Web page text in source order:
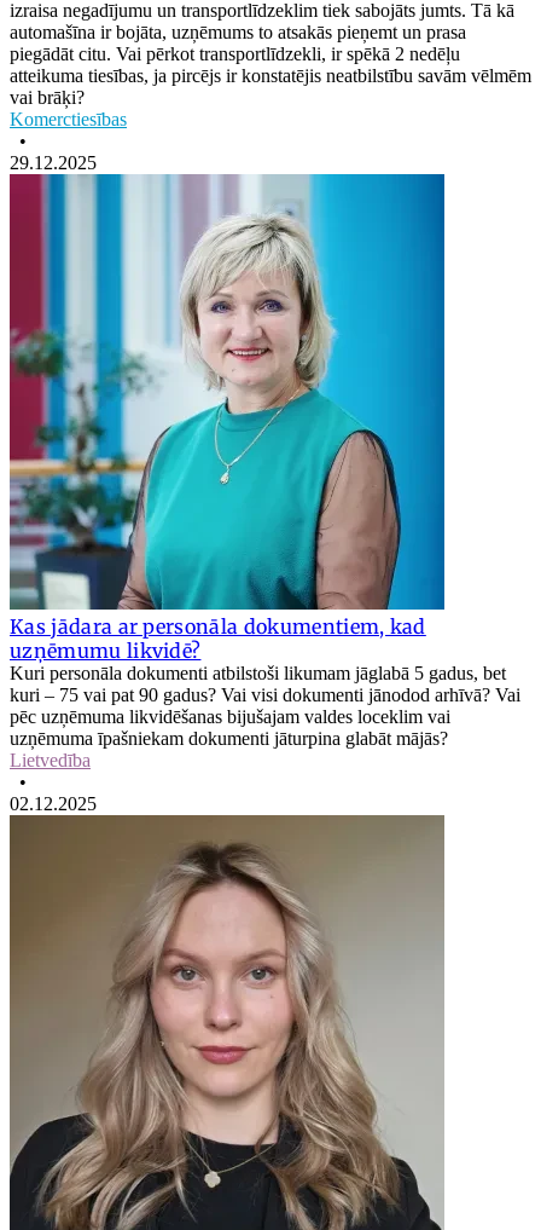
izraisa negadījumu un transportlīdzeklim tiek sabojāts jumts. Tā kā
automašīna ir bojāta, uzņēmums to atsakās pieņemt un prasa
piegādāt citu. Vai pērkot transportlīdzekli, ir spēkā 2 nedēļu
atteikuma tiesības, ja pircējs ir konstatējis neatbilstību savām vēlmēm
vai brāķi?
Komerctiesības
•
29.12.2025
Kas jādara ar personāla dokumentiem, kad
uzņēmumu likvidē?
Kuri personāla dokumenti atbilstoši likumam jāglabā 5 gadus, bet
kuri – 75 vai pat 90 gadus? Vai visi dokumenti jānodod arhīvā? Vai
pēc uzņēmuma likvidēšanas bijušajam valdes loceklim vai
uzņēmuma īpašniekam dokumenti jāturpina glabāt mājās?
Lietvedība
•
02.12.2025